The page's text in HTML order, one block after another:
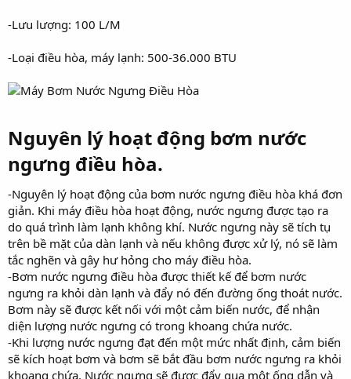
-Lưu lượng: 100 L/M
-Loại điều hòa, máy lạnh: 500-36.000 BTU
Nguyên lý hoạt động bơm nước
ngưng điều hòa.
-Nguyên lý hoạt động của bơm nước ngưng điều hòa khá đơn
giản. Khi máy điều hòa hoạt động, nước ngưng được tạo ra
do quá trình làm lạnh không khí. Nước ngưng này sẽ tích tụ
trên bề mặt của dàn lạnh và nếu không được xử lý, nó sẽ làm
tắc nghẽn và gây hư hỏng cho máy điều hòa.
-Bơm nước ngưng điều hòa được thiết kế để bơm nước
ngưng ra khỏi dàn lạnh và đẩy nó đến đường ống thoát nước.
Bơm này sẽ được kết nối với một cảm biến nước, để nhận
diện lượng nước ngưng có trong khoang chứa nước.
-Khi lượng nước ngưng đạt đến một mức nhất định, cảm biến
sẽ kích hoạt bơm và bơm sẽ bắt đầu bơm nước ngưng ra khỏi
khoang chứa. Nước ngưng sẽ được đẩy qua một ống dẫn và